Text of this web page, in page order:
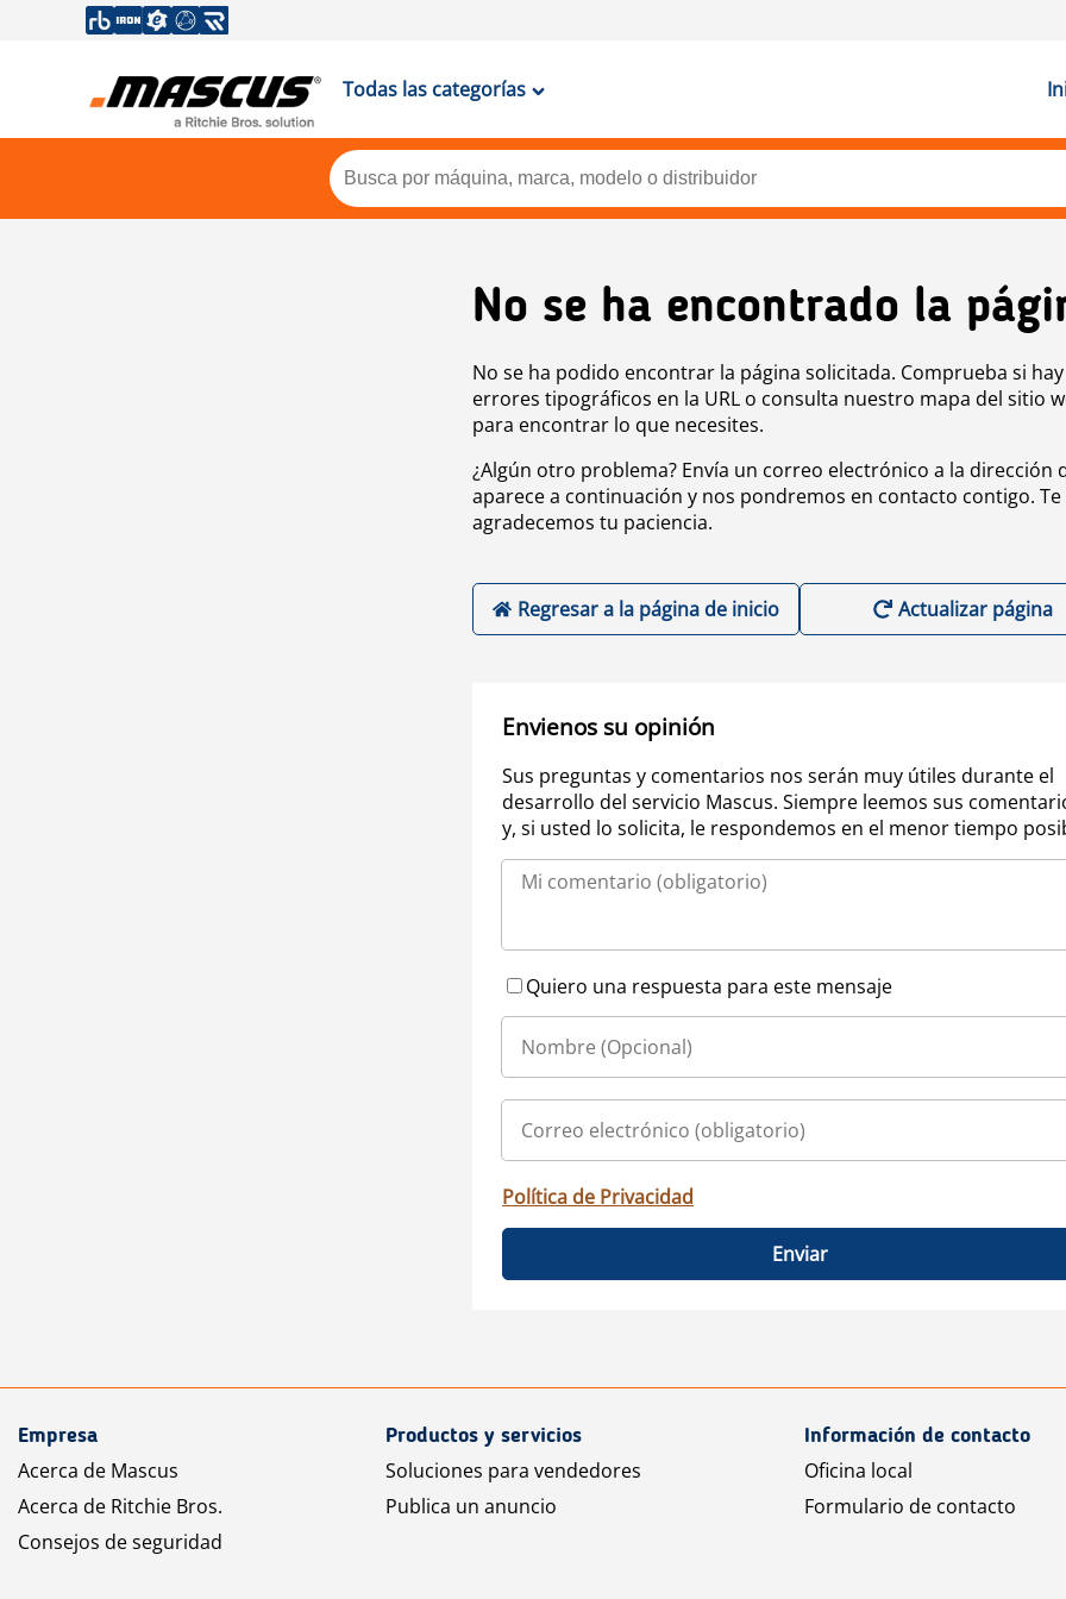
Todas las categorías
No se ha encontrado la
No se ha podido encontrar la página solicitada. Comprueba si hay
errores tipográficos en la URL o consulta nuestro mapa del sitio
para encontrar lo que necesites.
¿Algún otro problema? Envía un correo electrónico a la dirección
aparece a continuación y nos pondremos en contacto contigo. Te
agradecemos tu paciencia.
Regresar a la página de inicio Actualizar página
Envienos su opinión
Sus preguntas y comentarios nos serán muy útiles durante el
desarrollo del servicio Mascus. Siempre leemos sus
y, si usted lo solicita, le respondemos en el menor tiempo
Quiero una respuesta para este mensaje
Política de Privacidad
Enviar
Empresa
Acerca de Mascus
Acerca de Ritchie Bros.
Consejos de seguridad
Productos y servicios
Soluciones para vendedores
Publica un anuncio
Información de contacto
Oficina local
Formulario de contacto